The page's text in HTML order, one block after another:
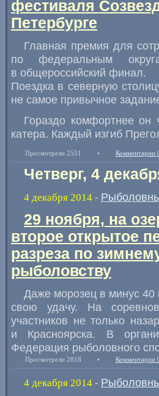
фестиваля
Петербурге
Главная премия для
по федеральным
в общероссийский финал.
Поездка в северную
не самое привычное
Гораздо комфортнее он
катера. Каждый изгиб
Просмотрели 2551 • Комментарии
Четверг, 4
4 декабря 2014 -
29 ноября, на
второе открытое
разреза по
рыболовству
Даже морозец в минус
свою удачу. На
участников не только
и Красноярска. В
Федерация рыболовного
Просмотрели 2818 • Комментарии
4 декабря 2014 -